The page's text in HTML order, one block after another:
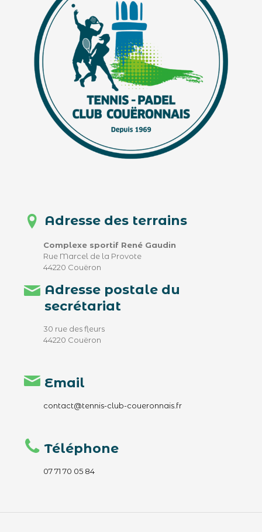
Adresse des terrains
Complexe sportif René Gaudin
Rue Marcel de la Provote
44220 Couëron
Adresse postale du
secrétariat
30 rue des fleurs
44220 Couëron
Email
contact@tennis-club-coueronnais.fr
Téléphone
07 71 70 05 84